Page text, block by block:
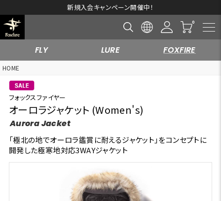
新規入会キャンペーン開催中！
FLY LURE FOXFIRE
HOME
フォックスファイヤー
オーロラジャケット (Women's)
Aurora Jacket
「極北の地でオーロラ鑑賞に耐えるジャケット」をコンセプトに
開発した極寒地対応3WAYジャケット